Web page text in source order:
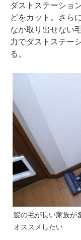
ダストステーショ
どをカット。さら
なか取り出せない
力でダストステー
る。
髪の毛が長い家族が
オススメしたい